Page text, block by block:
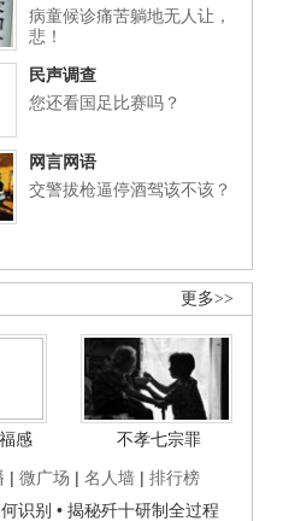
病童候诊痛苦躺地无人让，
悲！
民声调查
您还看国足比赛吗？
网言网语
交警拔枪逼停酒驾该不该？
更多>>
感
不孝七宗罪
| 微广场 | 名人墙 | 排行榜
识别 • 揭秘歼十研制全过程